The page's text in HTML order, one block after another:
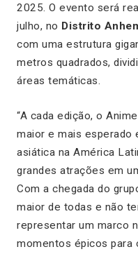
2025. O evento será
julho, no Distrito
com uma estrutura
metros quadrados,
áreas temáticas.
“A cada edição, o
maior e mais esperado
asiática na América
grandes atrações em
Com a chegada do
maior de todas e não
representar um marco
momentos épicos para